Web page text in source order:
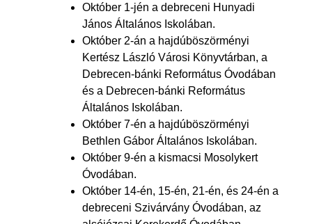
Október 1-jén a debreceni Hunyadi
János Általános Iskolában.
Október 2-án a hajdúböszörményi
Kertész László Városi Könyvtárban, a
Debrecen-bánki Református Óvodában
és a Debrecen-bánki Református
Általános Iskolában.
Október 7-én a hajdúböszörményi
Bethlen Gábor Általános Iskolában.
Október 9-én a kismacsi Mosolykert
Óvodában.
Október 14-én, 15-én, 21-én, és 24-én a
debreceni Szivárvány Óvodában, az